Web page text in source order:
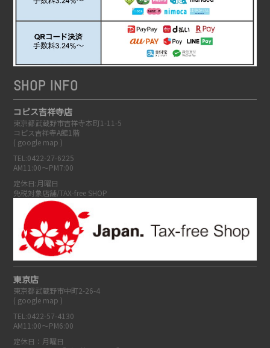
SHOP INFO
コピス吉祥寺店
東京都武蔵野市吉祥寺本町1-11-5
コピス吉祥寺A館1階
( google map )
TEL:0422-27-6225
AM11:00～PM7:00
定休日:月曜日
免税対象店舗/TAX-free SHOP
東京店
東京都武蔵野市中町2-26-4
( google map )
TEL:0422-57-4130
AM11:00～PM6:00
定休日：月曜日